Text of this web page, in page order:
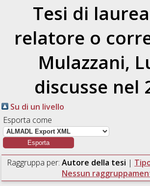
Tesi di
relatore o
Mulazzani,
discusse nel
Su di un livello
Esporta come
Raggruppa per: Autore della tesi |
Nessun